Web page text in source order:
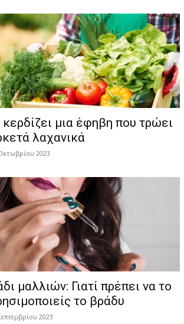
κερδίζει μια έφηβη που τρώει
λαχανικά
2023
μαλλιών: Γιατί πρέπει να το
το βράδυ
2023